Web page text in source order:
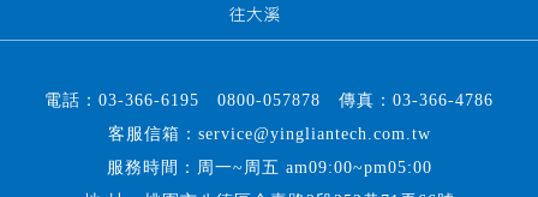
電話： 03-366-6195 0800-057878 傳真： 03-366-4786
客服信箱： service@yingliantech.com.tw
服務時間：周一~周五 am09:00~pm05:00